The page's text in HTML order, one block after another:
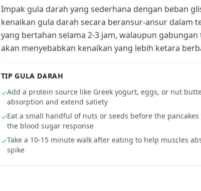
Impak gula darah yang sederhana dengan beban
kenaikan gula darah secara beransur-ansur dalam
yang bertahan selama 2-3 jam, walaupun
akan menyebabkan kenaikan yang lebih ketara
TIP GULA DARAH
✓Add a protein source like Greek yogurt, eggs, or nut
absorption and extend satiety
✓Eat a small handful of nuts or seeds before the
the blood sugar response
✓Take a 10-15 minute walk after eating to help muscles
spike